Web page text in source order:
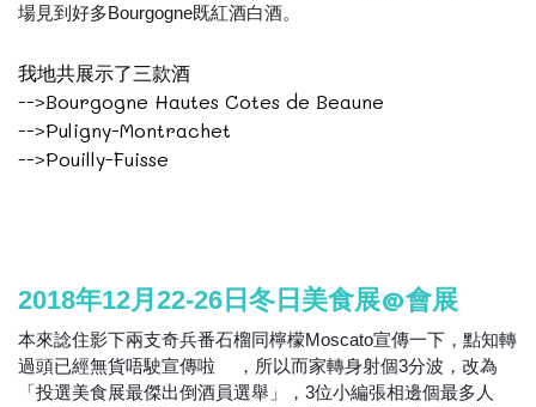
場見到好多Bourgogne既紅酒白酒。
我地共展示了三款酒
-->Bourgogne Hautes Cotes de Beaune
-->Puligny-Montrachet
-->Pouilly-Fuisse
2018年12月22-26日 冬日美食展@會展
本來諗住影下兩支奇兵番石榴同檸檬Moscato宣傳一下，點知轉
過頭已經無貨唔駛宣傳啦
，所以而家轉身射個3分波，改為
「投選美食展最傑出倒酒員選舉」，3位小編張相邊個最多人